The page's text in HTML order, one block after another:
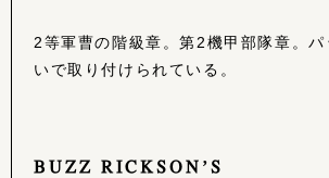
2等軍曹の階級章。第2機甲部隊章。
いで取り付けられている。
BUZZ RICKSON’S